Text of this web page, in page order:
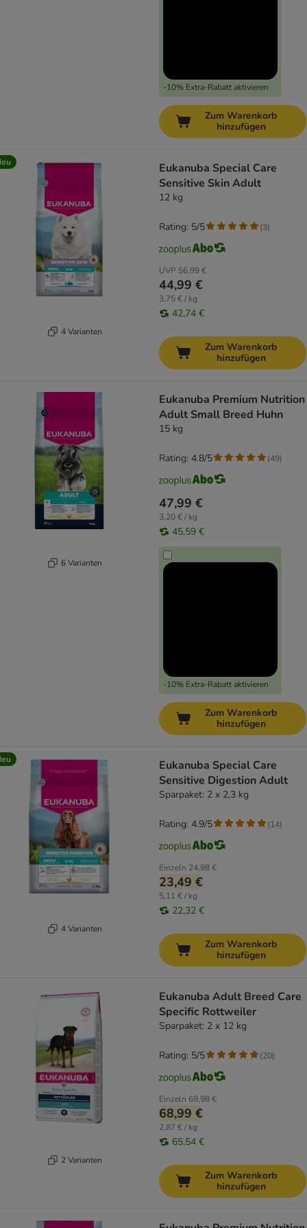
-10% Extra-Rabatt aktivieren
Zum Warenkorb
hinzufügen
4 Varianten
Eukanuba Special Care
Sensitive Skin Adult
12 kg
UVP 56,99 €
44,99 €
3,75 € / kg
42,74 €
Rating: 5/5 (3)
Zum Warenkorb
hinzufügen
6 Varianten
Eukanuba Premium Nutrition
Adult Small Breed Huhn
15 kg
47,99 €
3,20 € / kg
45,59 €
-10% Extra-Rabatt aktivieren
Rating: 4.8/5 (49)
Zum Warenkorb
hinzufügen
4 Varianten
Eukanuba Special Care
Sensitive Digestion Adult
Sparpaket: 2 x 2,3 kg
Einzeln 24,98 €
23,49 €
5,11 € / kg
22,32 €
Rating: 4.9/5 (14)
Zum Warenkorb
hinzufügen
2 Varianten
Eukanuba Adult Breed Care
Specific Rottweiler
Sparpaket: 2 x 12 kg
Einzeln 69,98 €
68,99 €
2,87 € / kg
65,54 €
Rating: 5/5 (20)
Zum Warenkorb
hinzufügen